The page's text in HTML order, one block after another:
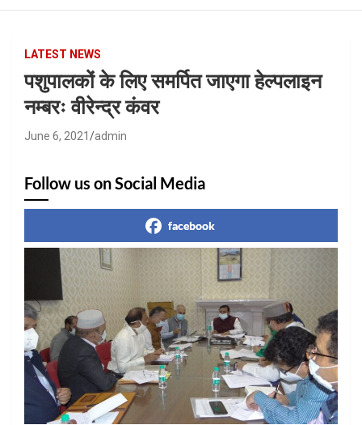
LATEST NEWS
पशुपालकों के लिए समर्पित जाएगा हेल्पलाइन
नम्बरः वीरेन्द्र कंवर
June 6, 2021 admin
Follow us on Social Media
facebook